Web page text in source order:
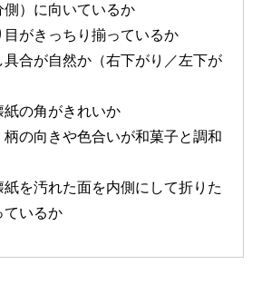
）に向いているか
目がきっちり揃っているか
具合が自然か（右下がり／左下が
の角がきれいか
の向きや色合いが和菓子と調和
を汚れた面を内側にして折りた
ているか